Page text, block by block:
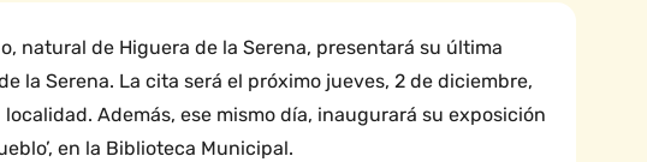
natural de Higuera de la Serena, presentará su última
la Serena. La cita será el próximo jueves, 2 de diciembre,
Además, ese mismo día, inaugurará su exposición
en la Biblioteca Municipal.